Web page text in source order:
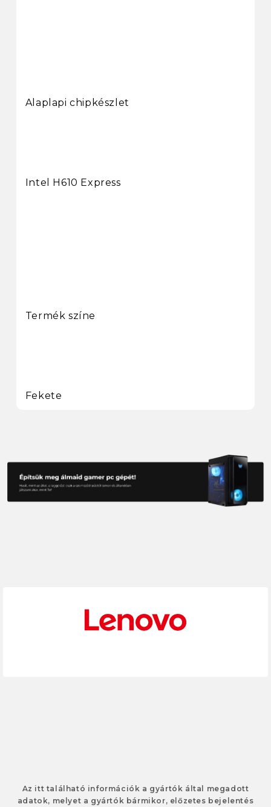
Alaplapi chipkészlet
Intel H610 Express
Termék színe
Fekete
Az itt található információk a gyártók által megadott
adatok, melyet a gyártók bármikor, előzetes bejelentés